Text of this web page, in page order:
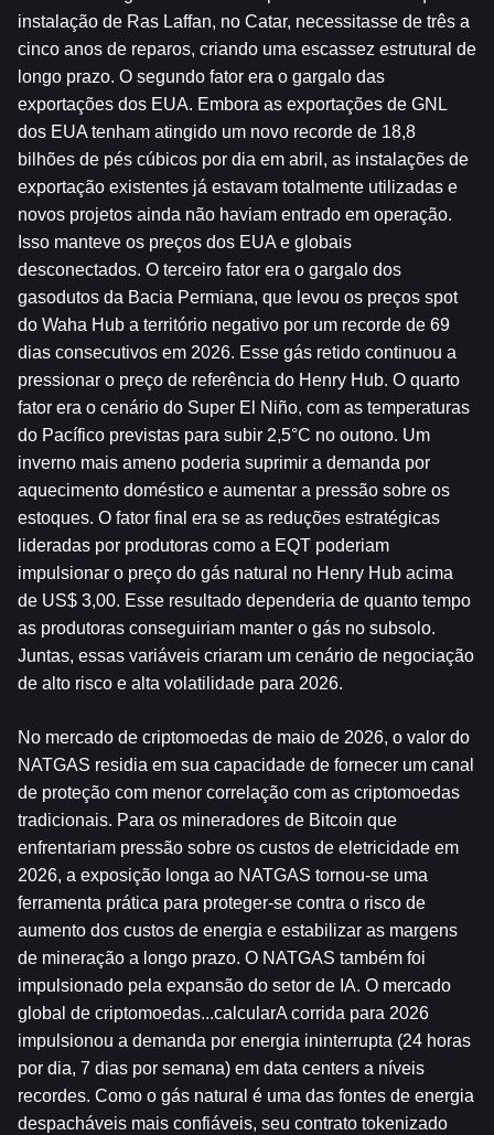
instalação de Ras Laffan, no Catar, necessitasse de três a
cinco anos de reparos, criando uma escassez estrutural de
longo prazo. O segundo fator era o gargalo das
exportações dos EUA. Embora as exportações de GNL
dos EUA tenham atingido um novo recorde de 18,8
bilhões de pés cúbicos por dia em abril, as instalações de
exportação existentes já estavam totalmente utilizadas e
novos projetos ainda não haviam entrado em operação.
Isso manteve os preços dos EUA e globais
desconectados. O terceiro fator era o gargalo dos
gasodutos da Bacia Permiana, que levou os preços spot
do Waha Hub a território negativo por um recorde de 69
dias consecutivos em 2026. Esse gás retido continuou a
pressionar o preço de referência do Henry Hub. O quarto
fator era o cenário do Super El Niño, com as temperaturas
do Pacífico previstas para subir 2,5°C no outono. Um
inverno mais ameno poderia suprimir a demanda por
aquecimento doméstico e aumentar a pressão sobre os
estoques. O fator final era se as reduções estratégicas
lideradas por produtoras como a EQT poderiam
impulsionar o preço do gás natural no Henry Hub acima
de US$ 3,00. Esse resultado dependeria de quanto tempo
as produtoras conseguiriam manter o gás no subsolo.
Juntas, essas variáveis ​​criaram um cenário de negociação
de alto risco e alta volatilidade para 2026.
No mercado de criptomoedas de maio de 2026, o valor do
NATGAS residia em sua capacidade de fornecer um canal
de proteção com menor correlação com as criptomoedas
tradicionais. Para os mineradores de Bitcoin que
enfrentariam pressão sobre os custos de eletricidade em
2026, a exposição longa ao NATGAS tornou-se uma
ferramenta prática para proteger-se contra o risco de
aumento dos custos de energia e estabilizar as margens
de mineração a longo prazo. O NATGAS também foi
impulsionado pela expansão do setor de IA. O mercado
global de criptomoedas...calcularA corrida para 2026
impulsionou a demanda por energia ininterrupta (24 horas
por dia, 7 dias por semana) em data centers a níveis
recordes. Como o gás natural é uma das fontes de energia
despacháveis ​​mais confiáveis, seu contrato tokenizado